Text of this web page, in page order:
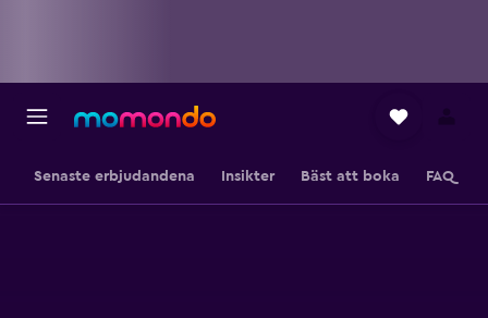
Senaste erbjudandena Insikter Bäst att boka FAQ